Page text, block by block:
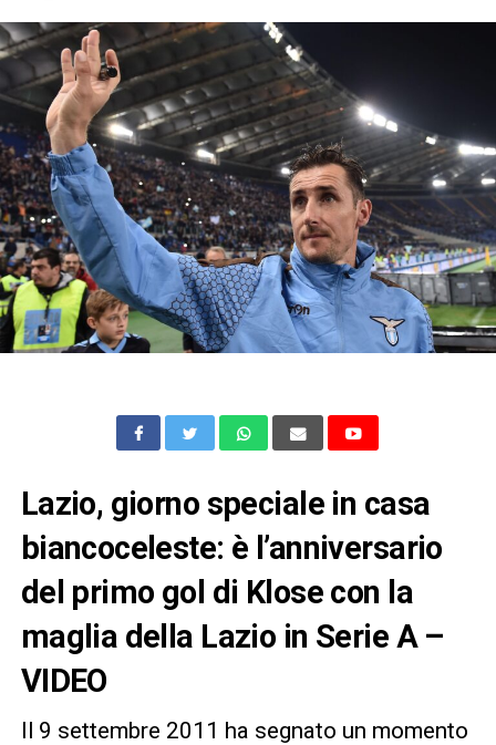
Lazio, giorno speciale in casa
biancoceleste: è l’anniversario
del primo gol di Klose con la
maglia della Lazio in Serie A –
VIDEO
Il 9 settembre 2011 ha segnato un momento